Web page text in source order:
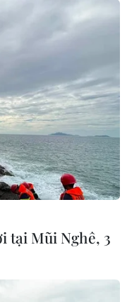
tại Mũi Nghê, 3